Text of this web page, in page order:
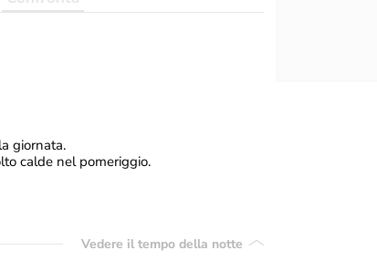
giornata.
calde nel pomeriggio.
Vedere il tempo della notte